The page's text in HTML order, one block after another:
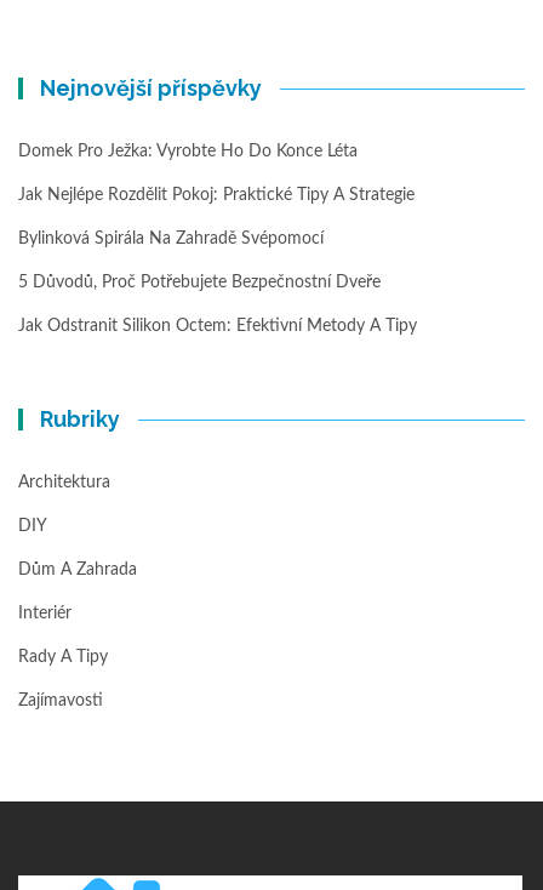
Nejnovější příspěvky
Domek Pro Ježka: Vyrobte Ho Do Konce Léta
Jak Nejlépe Rozdělit Pokoj: Praktické Tipy A Strategie
Bylinková Spirála Na Zahradě Svépomocí
5 Důvodů, Proč Potřebujete Bezpečnostní Dveře
Jak Odstranit Silikon Octem: Efektivní Metody A Tipy
Rubriky
Architektura
DIY
Dům A Zahrada
Interiér
Rady A Tipy
Zajímavosti